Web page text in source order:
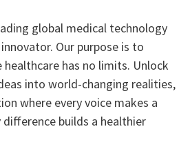
global medical technology
Our purpose is to
has no limits. Unlock
into world-changing realities,
where every voice makes a
builds a healthier